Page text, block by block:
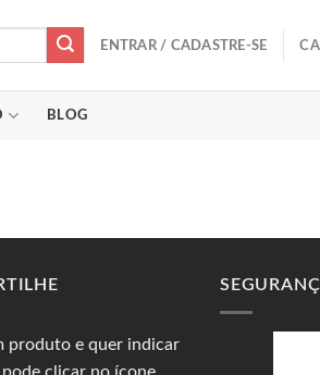
ENTRAR / CADASTRE-SE
BLOG
produto e quer indicar
pode clicar no ícone